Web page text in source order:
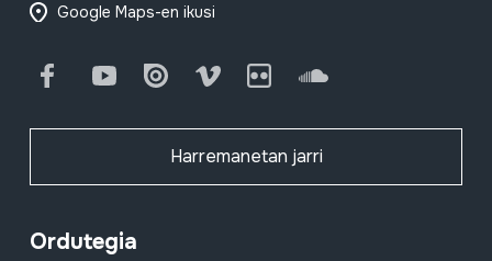
Google Maps-en ikusi
FacebookYoutube Issuu Vimeo Flickr SoundCloud
Harremanetan jarri
Ordutegia